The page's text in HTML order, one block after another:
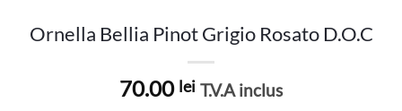
Ornella Bellia Pinot Grigio Rosato D.O.C
70.00 lei T.V.A inclus